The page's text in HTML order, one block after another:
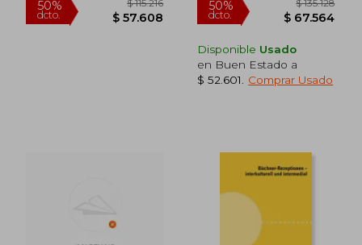
Disponible Usado
en Buen Estado a
$ 52.601
Comprar Usado